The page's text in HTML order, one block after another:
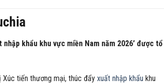
khẩu khu vực miền Nam năm 2026’ được tổ
Xúc tiến thương mại, thúc đẩy xuất nhập khẩu khu